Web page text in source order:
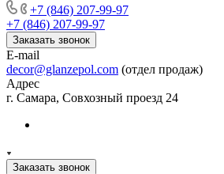
+7 (846) 207-99-97
+7 (846) 207-99-97
Заказать звонок
E-mail
decor@glanzepol.com (отдел продаж)
Адрес
г. Самара, Совхозный проезд 24
Заказать звонок